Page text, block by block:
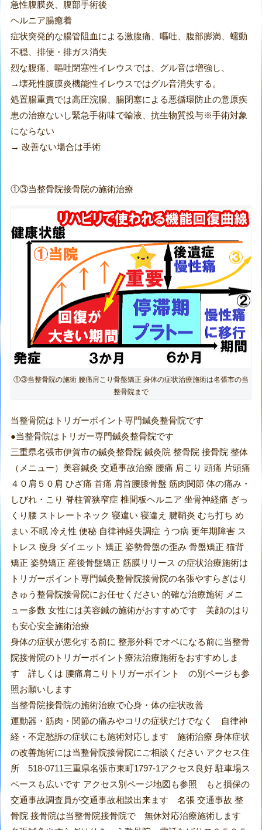
急性腹膜炎、腹部手術後
ヘルニア腸癒着
症状突発的な腸管阻血による激腹痛、嘔吐、腹部膨満、蠕動
不穏、排便・排ガス消失
烈な腹痛、嘔吐閉塞性イレウスでは、グル音は増強し、
→壊死性腹膜炎機能性イレウスではグル音消失する。
処置腸重責では高圧浣腸、腸閉塞による悪循環防止の意原疾
患の治療ないし緊急手術味で輸液、抗生物質投与※手術対象
にならない
→ 改善ない場合は手術
①③当整骨院接骨院の施術治療
①③当整骨院の施術 腰痛肩こり骨盤矯正 身体の症状治療施術は名張市の当
整骨院まで
当整骨院はトリガーポイント専門鍼灸整骨院です
●当整骨院はトリガー専門鍼灸整骨院です
三重県名張市伊賀市の鍼灸整骨院 鍼灸院 整骨院 接骨院 整体
（メニュー）美容鍼灸 交通事故治療 腰痛 肩こり 頭痛 片頭痛
４０肩５０肩 ひざ痛 首痛 肩首腰膝骨盤 筋肉関節 体の痛み・
しびれ・こり 脊柱管狭窄症 椎間板ヘルニア 坐骨神経痛 ぎっ
くり腰 ストレートネック 寝違い 寝違え 腱鞘炎 むち打ち め
まい 不眠 冷え性 便秘 自律神経失調症 うつ病 更年期障害 ス
トレス 痩身 ダイエット 矯正 姿勢骨盤の歪み 骨盤矯正 猫背
矯正 姿勢矯正 産後骨盤矯正 筋膜リリース の症状治療施術は
トリガーポイント専門鍼灸整骨院接骨院の名張やすらぎはり
きゅう整骨院接骨院にお任せください 的確な治療施術 メニ
ュー多数 女性には美容鍼の施術がおすすめです 美顔のはり
も安心安全施術治療
身体の症状が悪化する前に 整形外科でオペになる前に当整骨
院接骨院のトリガーポイント療法治療施術をおすすめしま
す 詳しくは 腰痛肩こりトリガーポイント の別ページも参
照お願いします
当整骨院接骨院の施術治療で心身・体の症状改善
運動器・筋肉・関節の痛みやコリの症状だけでなく 自律神
経・不定愁訴の症状にも施術対応します 施術治療 身体症状
の改善施術には当整骨院接骨院にご相談ください アクセス住
所 518-0711三重県名張市東町1797-1アクセス良好 駐車場ス
ペースも広いです アクセス別ページ地図も参照 もと損保の
交通事故調査員が交通事故相談出来ます 名張 交通事故 整
骨院 接骨院は当整骨院接骨院で 無休対応治療施術します